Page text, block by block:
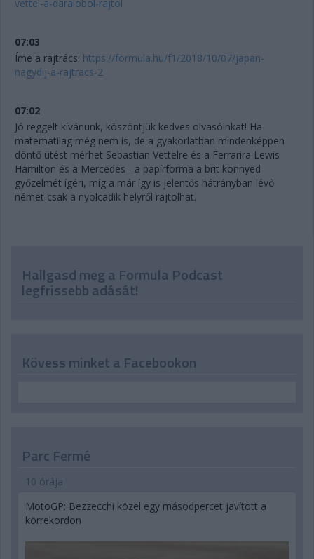
vettel-a-daralobol-rajtol
07:03
Íme a rajtrács: https://formula.hu/f1/2018/10/07/japan-
nagydij-a-rajtracs-2
07:02
Jó reggelt kívánunk, köszöntjük kedves olvasóinkat! Ha
matematilag még nem is, de a gyakorlatban mindenképpen
döntő ütést mérhet Sebastian Vettelre és a Ferrarira Lewis
Hamilton és a Mercedes - a papírforma a brit könnyed
győzelmét ígéri, míg a már így is jelentős hátrányban lévő
német csak a nyolcadik helyről rajtolhat.
Hallgasd meg a Formula Podcast
legfrissebb adását!
Kövess minket a Facebookon
Parc Fermé
10 órája
MotoGP: Bezzecchi közel egy másodpercet javított a
körrekordon